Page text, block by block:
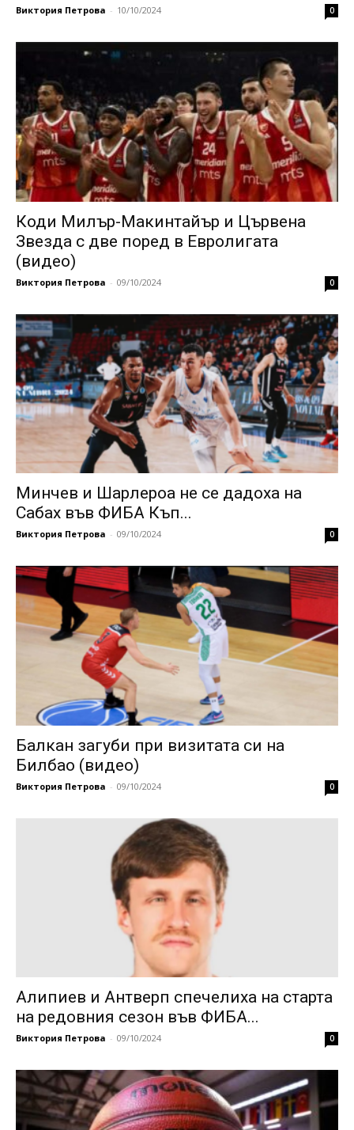
Виктория Петрова - 10/10/2024 0
Коди Милър-Макинтайър и Цървена
Звезда с две поред в Евролигата
(видео)
Виктория Петрова - 09/10/2024 0
Минчев и Шарлероа не се дадоха на
Сабах във ФИБА Къп...
Виктория Петрова - 09/10/2024 0
Балкан загуби при визитата си на
Билбао (видео)
Виктория Петрова - 09/10/2024 0
Алипиев и Антверп спечелиха на старта
на редовния сезон във ФИБА...
Виктория Петрова - 09/10/2024 0